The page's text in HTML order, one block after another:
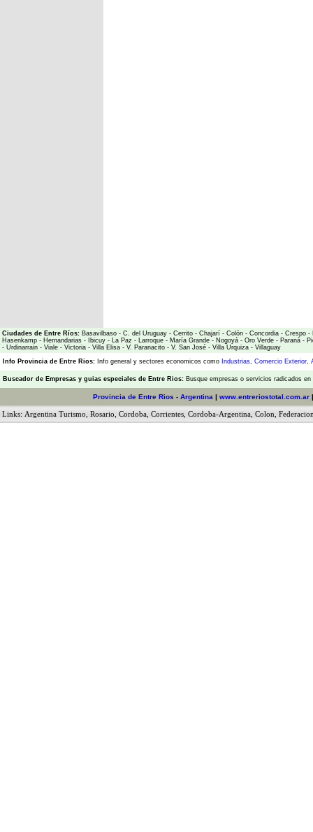
Ciudades de Entre Ríos: Basavilbaso - C. del Uruguay - Cerrito - Chajarí - Colón - Concordia - Crespo -
Hasenkamp - Hernandarias - Ibicuy - La Paz - Larroque - María Grande - Nogoyá - Oro Verde - Paraná -
- Urdinarrain - Viale - Victoria - Villa Elisa - V. Paranacito - V. San José - Villa Urquiza - Villaguay
Info Provincia de Entre Rios: Info general y sectores economicos como Industrias, Comercio Exterior,
Buscador de Empresas y guias especiales de Entre Rios: Busque empresas o servicios radicados
Provincia de Entre Rios - Argentina | www.entreriostotal.com.ar
Links: Argentina Turismo Rosario Cordoba Corrientes Cordoba-Argentina Colon